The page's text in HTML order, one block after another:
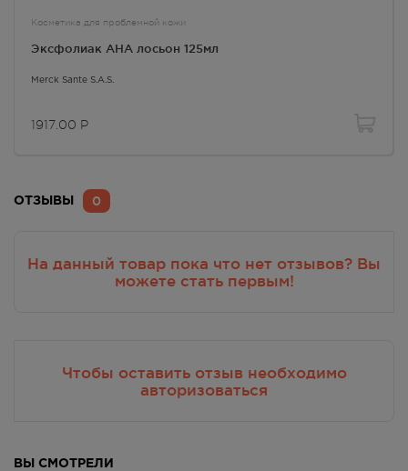
Косметика для проблемной кожи
Эксфолиак AHA лосьон 125мл
Merck Sante S.A.S.
1917.00 Р
0
ОТЗЫВЫ
Чтобы оставить отзыв необходимо
авторизоваться
На данный товар пока что нет отзывов? Вы
можете стать первым!
ВЫ СМОТРЕЛИ